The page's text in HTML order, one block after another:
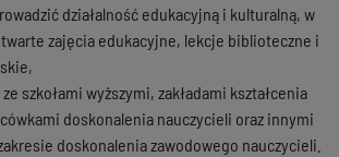
działalność edukacyjną i kulturalną, w
zajęcia edukacyjne, lekcje biblioteczne i
szkołami wyższymi, zakładami kształcenia
doskonalenia nauczycieli oraz innymi
doskonalenia zawodowego nauczycieli.